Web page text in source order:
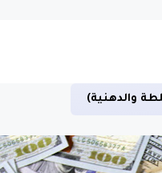
والدهنية)